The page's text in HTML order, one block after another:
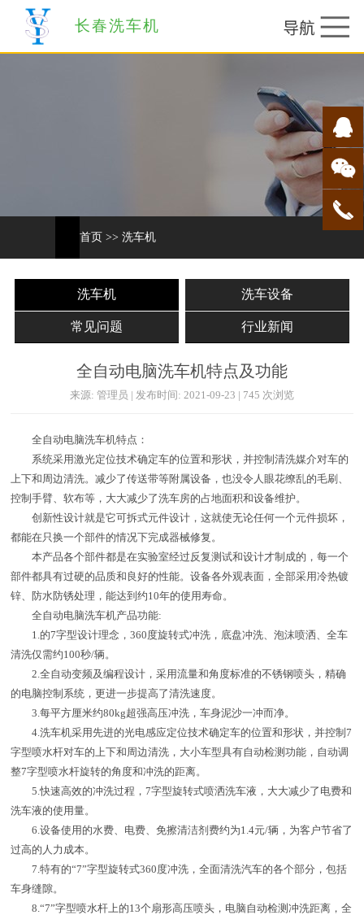
长春洗车机
首页 >> 洗车机
洗车机 洗车设备
常见问题 行业新闻
全自动电脑洗车机特点及功能
来源: 管理员 | 发布时间: 2021-09-23 | 745 次浏览
全自动电脑洗车机特点：
系统采用激光定位技术确定车的位置和形状，并控制清洗媒介对车的
上下和周边清洗。减少了传送带等附属设备，也没令人眼花缭乱的毛刷、
控制手臂、软布等，大大减少了洗车房的占地面积和设备维护。
创新性设计就是它可拆式元件设计，这就使无论任何一个元件损坏，
都能在只换一个部件的情况下完成器械修复。
本产品各个部件都是在实验室经过反复测试和设计才制成的，每一个
部件都具有过硬的品质和良好的性能。设备各外观表面，全部采用冷热镀
锌、防水防锈处理，能达到约10年的使用寿命。
全自动电脑洗车机产品功能:
1.的7字型设计理念，360度旋转式冲洗，底盘冲洗、泡沫喷洒、全车
清洗仅需约100秒/辆。
2.全自动变频及编程设计，采用流量和角度标准的不锈钢喷头，精确
的电脑控制系统，更进一步提高了清洗速度。
3.每平方厘米约80kg超强高压冲洗，车身泥沙一冲而净。
4.洗车机采用先进的光电感应定位技术确定车的位置和形状，并控制7
字型喷水杆对车的上下和周边清洗，大小车型具有自动检测功能，自动调
整7字型喷水杆旋转的角度和冲洗的距离。
5.快速高效的冲洗过程，7字型旋转式喷洒洗车液，大大减少了电费和
洗车液的使用量。
6.设备使用的水费、电费、免擦清洁剂费约为1.4元/辆，为客户节省了
过高的人力成本。
7.特有的“7”字型旋转式360度冲洗，全面清洗汽车的各个部分，包括
车身缝隙。
8.“7”字型喷水杆上的13个扇形高压喷头，电脑自动检测冲洗距离，全